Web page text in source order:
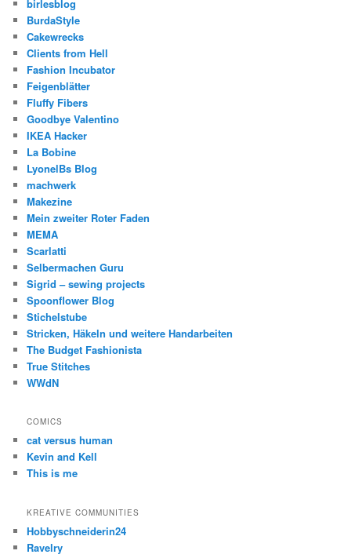
birlesblog
BurdaStyle
Cakewrecks
Clients from Hell
Fashion Incubator
Feigenblätter
Fluffy Fibers
Goodbye Valentino
IKEA Hacker
La Bobine
LyonelBs Blog
machwerk
Makezine
Mein zweiter Roter Faden
MEMA
Scarlatti
Selbermachen Guru
Sigrid – sewing projects
Spoonflower Blog
Stichelstube
Stricken, Häkeln und weitere Handarbeiten
The Budget Fashionista
True Stitches
WWdN
COMICS
cat versus human
Kevin and Kell
This is me
KREATIVE COMMUNITIES
Hobbyschneiderin24
Ravelry